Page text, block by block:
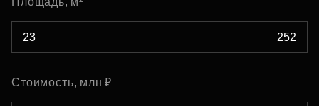
Стоимость, млн ₽